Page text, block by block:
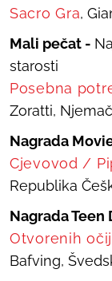
Sacro Gra,
Mali pečat -
starosti
Posebna
Zoratti,
Nagrada
Cjevovod /
Republika
Nagrada Teen
Otvorenih
Bafving,